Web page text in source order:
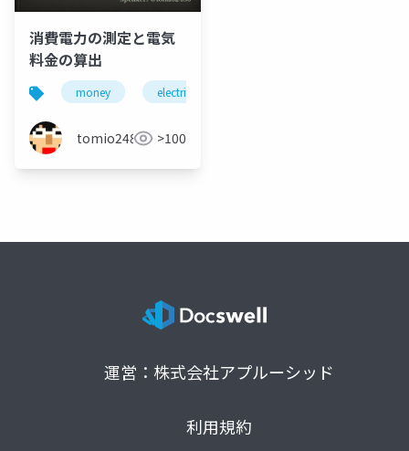
消費電力の測定と電気
料金の算出
money electricity
tomio2480 >100
運営：株式会社アプルーシッド
利用規約